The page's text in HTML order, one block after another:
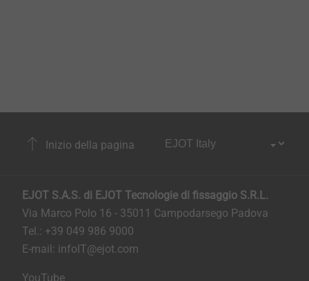
Inizio della pagina
EJOT S.A.S. di EJOT Tecnologie di fissaggio S.R.L.
Via Marco Polo 16 - 35011 Campodarsego Padova
Tel.: +39 049 986 9000
E-mail: infoIT@ejot.com
YouTube